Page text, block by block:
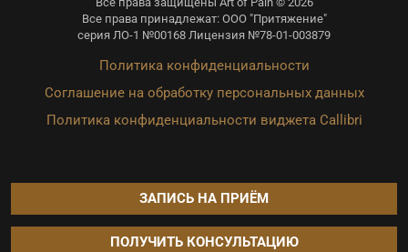
Все права принадлежат: ООО "Притяжение"
серия ЛО-1 №00168 Лицензия №78-01-003879
Политика конфиденциальности
Соглашение на обработку персональных данных
Политика конфиденциальности виджета Callibri
ЗАПИСЬ НА ПРИЁМ
ПОЛУЧИТЬ КОНСУЛЬТАЦИЮ